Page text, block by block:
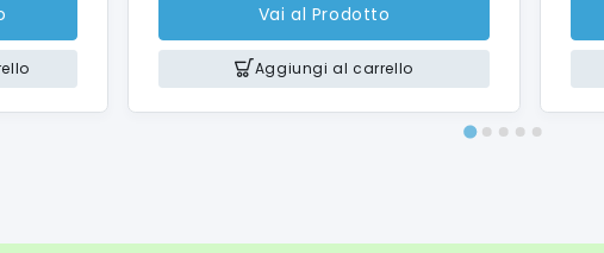
Vai al Prodotto
Aggiungi al carrello